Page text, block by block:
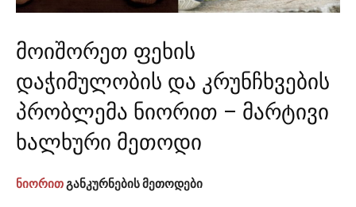
მოიშორეთ ფეხის
დაჭიმულობის და კრუნჩხვების
პრობლემა ნიორით – მარტივი
ხალხური მეთოდი
ნიორითგანკურნების მეთოდები